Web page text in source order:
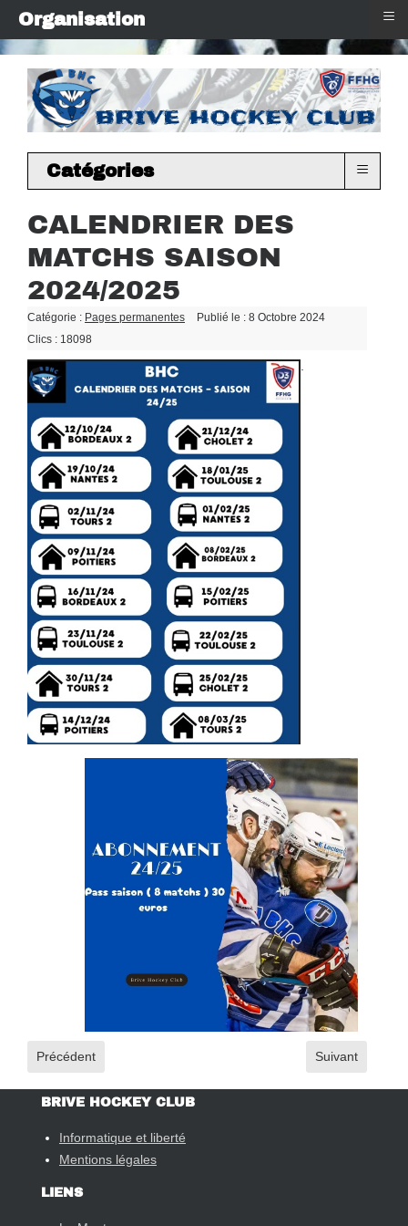
Catégories ≡
CALENDRIER DES
MATCHS SAISON
2024/2025
Catégorie : Pages permanentes
Publié le : 8 Octobre 2024
Clics : 18098
Article précédent : HALLOWEEN 2024
Précédent Article suivant :
Suivant
BRIVE HOCKEY CLUB
Informatique et liberté
Mentions légales
LIENS
Organisation ≡